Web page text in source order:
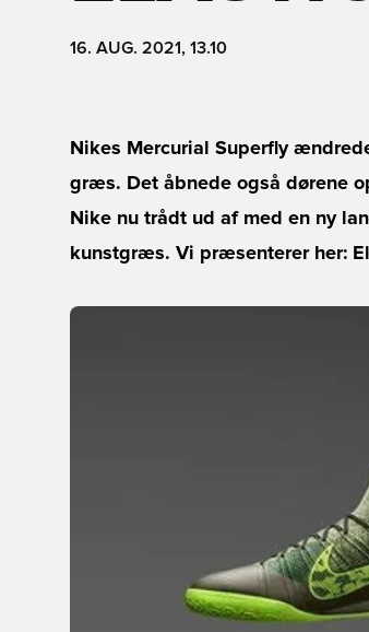
16. AUG. 2021, 13.10
Nikes Mercurial Superfly
græs. Det åbnede også dørene
Nike nu trådt ud af med en ny
kunstgræs. Vi præsenterer her: